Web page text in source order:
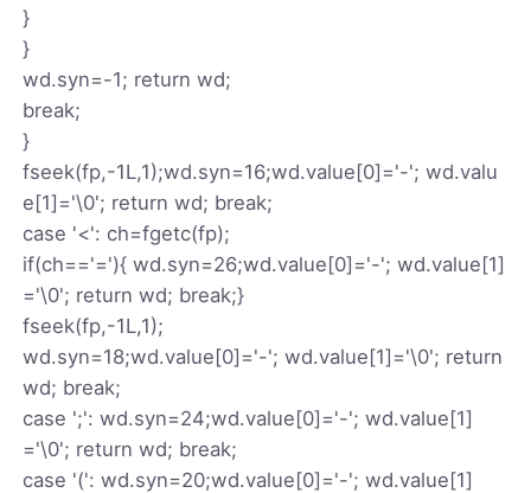
}
}
wd.syn=-1; return wd;
break;
}
fseek(fp,-1L,1);wd.syn=16;wd.value[0]='-'; wd.valu
e[1]='\0'; return wd; break;
case '<': ch=fgetc(fp);
if(ch=='='){ wd.syn=26;wd.value[0]='-'; wd.value[1]
='\0'; return wd; break;}
fseek(fp,-1L,1);
wd.syn=18;wd.value[0]='-'; wd.value[1]='\0'; return
wd; break;
case ';': wd.syn=24;wd.value[0]='-'; wd.value[1]
='\0'; return wd; break;
case '(': wd.syn=20;wd.value[0]='-'; wd.value[1]